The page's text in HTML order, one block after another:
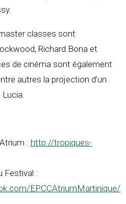
classes sont
Richard Bona et
de cinéma sont également
autres la projection d’un
: http://tropiques-
Festival :
EPCCAtriumMartinique/